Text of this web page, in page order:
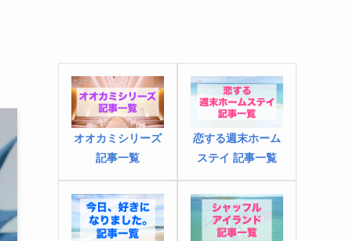
オオカミシリーズ
記事一覧
恋する週末ホーム
ステイ 記事一覧